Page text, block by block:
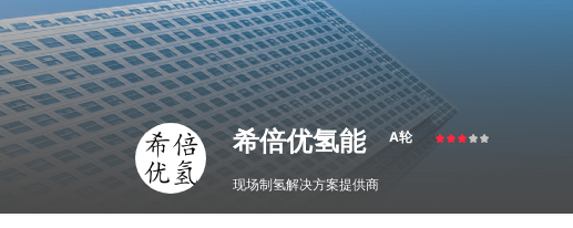
希倍优氢能 A轮
现场制氢解决方案提供商